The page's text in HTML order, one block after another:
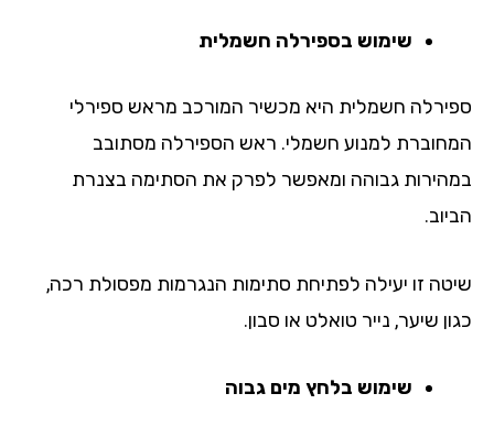
שימוש בספירלה חשמלית
חשמלית היא מכשיר המורכב מראש ספירלי
למנוע חשמלי. ראש הספירלה מסתובב
גבוהה ומאפשר לפרק את הסתימה בצנרת
זו יעילה לפתיחת סתימות הנגרמות מפסולת רכה,
שיער, נייר טואלט או סבון.
שימוש בלחץ מים גבוה